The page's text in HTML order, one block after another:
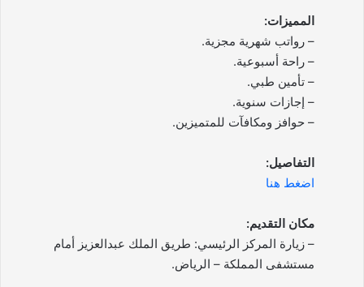
المميزات:
– رواتب شهرية مجزية.
– راحة أسبوعية.
– تأمين طبي.
– إجازات سنوية.
– حوافز ومكافآت للمتميزين.
التفاصيل:
اضغط هنا
مكان التقديم:
– زيارة المركز الرئيسي: طريق الملك عبدالعزيز أمام
مستشفى المملكة – الرياض.